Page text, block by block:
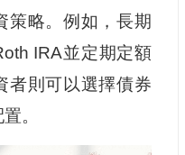
策略。例如，長期
IRA並定期定額
者則可以選擇債券
。